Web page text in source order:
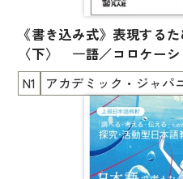
《書き込み式》表現する
〈下〉 ―語／コロケー
N1 アカデミック・ジャパ